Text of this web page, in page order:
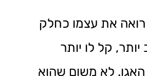
את עצמו כחלק
קל לו יותר
לא משום שהוא